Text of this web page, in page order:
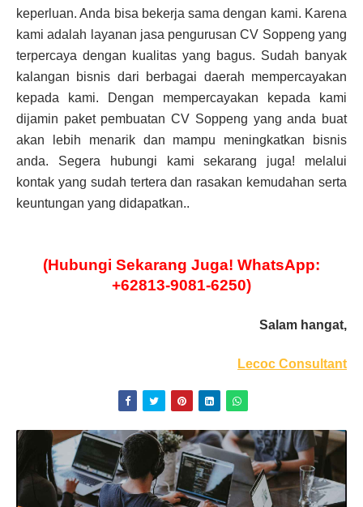
keperluan. Anda bisa bekerja sama dengan kami. Karena
kami adalah layanan jasa pengurusan CV Soppeng yang
terpercaya dengan kualitas yang bagus. Sudah banyak
kalangan bisnis dari berbagai daerah mempercayakan
kepada kami. Dengan mempercayakan kepada kami
dijamin paket pembuatan CV Soppeng yang anda buat
akan lebih menarik dan mampu meningkatkan bisnis
anda. Segera hubungi kami sekarang juga! melalui
kontak yang sudah tertera dan rasakan kemudahan serta
keuntungan yang didapatkan..
(Hubungi Sekarang Juga! WhatsApp:
+62813-9081-6250)
Salam hangat,
Lecoc Consultant